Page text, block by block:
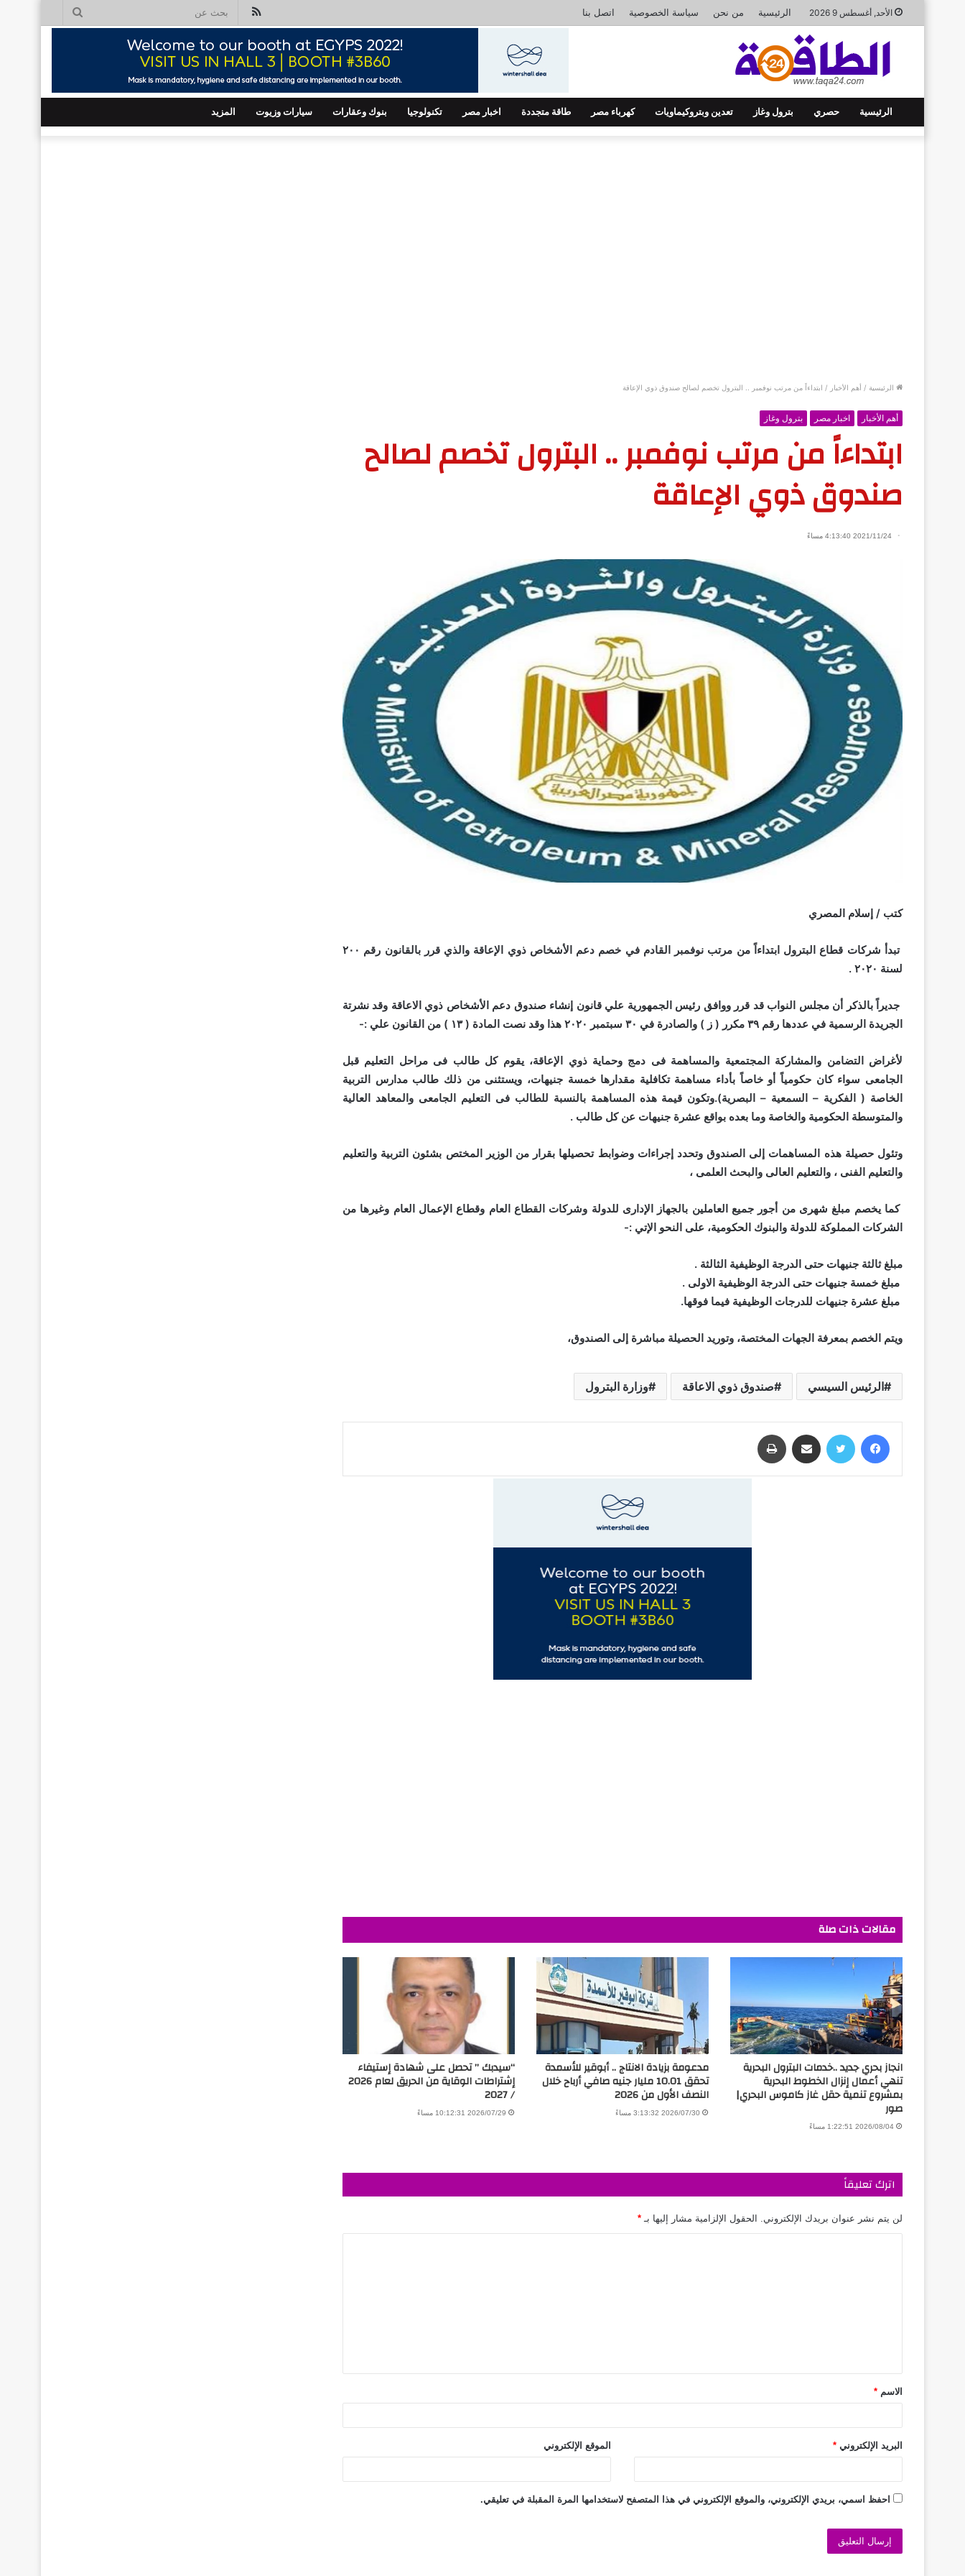
الأحد, أغسطس 9 2026 الرئيسية من نحن سياسة الخصوصية اتصل بنا
بحث
ملخص
الموقع
RSS
الرئيسية حصري بترول وغاز تعدين وبتروكيماويات كهرباء مصر طاقة متجددة اخبار مصر تكنولوجيا بنوك وعقارات سيارات وزيوت المزيد
الرئيسية / أهم الأخبار / ابتداءاً من مرتب نوفمبر .. البترول تخصم لصالح صندوق ذوي الإعاقة
أهم الأخبار اخبار مصر بترول وغاز
ابتداءاً من مرتب نوفمبر .. البترول تخصم لصالح
صندوق ذوي الإعاقة
2021/11/24 4:13:40 مساءً
كتب / إسلام المصري
تبدأ شركات قطاع البترول ابتداءاً من مرتب نوفمبر القادم في خصم دعم الأشخاص ذوي الإعاقة والذي قرر بالقانون رقم ٢٠٠
لسنة ٢٠٢٠ .
جديراً بالذكر أن مجلس النواب قد قرر ووافق رئيس الجمهورية علي قانون إنشاء صندوق دعم الأشخاص ذوي الاعاقة وقد نشرتة
الجريدة الرسمية في عددها رقم ٣٩ مكرر ( ز ) والصادرة في ٣٠ سبتمبر ٢٠٢٠ هذا وقد نصت المادة ( ١٣ ) من القانون علي :-
لأغراض التضامن والمشاركة المجتمعية والمساهمة فى دمج وحماية ذوي الإعاقة، يقوم كل طالب فى مراحل التعليم قبل
الجامعى سواء كان حكومياً أو خاصاً بأداء مساهمة تكافلية مقدارها خمسة جنيهات، ويستثنى من ذلك طالب مدارس التربية
الخاصة ( الفكرية – السمعية – البصرية).وتكون قيمة هذه المساهمة بالنسبة للطالب فى التعليم الجامعى والمعاهد العالية
والمتوسطة الحكومية والخاصة وما بعده بواقع عشرة جنيهات عن كل طالب .
وتئول حصيلة هذه المساهمات إلى الصندوق وتحدد إجراءات وضوابط تحصيلها بقرار من الوزير المختص بشئون التربية والتعليم
والتعليم الفنى ، والتعليم العالى والبحث العلمى ،
كما يخصم مبلغ شهرى من أجور جميع العاملين بالجهاز الإدارى للدولة وشركات القطاع العام وقطاع الإعمال العام وغيرها من
الشركات المملوكة للدولة والبنوك الحكومية، على النحو الإتي :-
مبلغ ثالثة جنيهات حتى الدرجة الوظيفية الثالثة .
مبلغ خمسة جنيهات حتى الدرجة الوظيفية الاولى .
مبلغ عشرة جنيهات للدرجات الوظيفية فيما فوقها.
ويتم الخصم بمعرفة الجهات المختصة، وتوريد الحصيلة مباشرة إلى الصندوق،
الرئيس السيسي صندوق ذوي الاعاقة وزارة البترول
فيسبوك تويتر مشاركة عبر البريد
مقالات ذات صلة
انجاز بحري جديد ..خدمات البترول البحرية
تنهي أعمال إنزال الخطوط البحرية
بمشروع تنمية حقل غاز كاموس البحري|
صور
2026/08/04 1:22:51 مساءً
مدعومة بزيادة الانتاج .. أبوقير للأسمدة
تحقق 10.01 مليار جنيه صافي أرباح خلال
النصف الأول من 2026
2026/07/30 3:13:32 مساءً
“سيدبك ” تحصل على شهادة إستيفاء
إشتراطات الوقاية من الحريق لعام 2026
/ 2027
2026/07/29 10:12:31 مساءً
اترك تعليقاً
لن يتم نشر عنوان بريدك الإلكتروني. الحقول الإلزامية مشار إليها بـ *
الاسم *
البريد الإلكتروني * الموقع الإلكتروني
احفظ اسمي، بريدي الإلكتروني، والموقع الإلكتروني في هذا المتصفح لاستخدامها المرة المقبلة في تعليقي.